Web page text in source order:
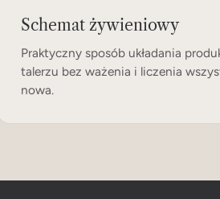
Schemat żywieniowy
Praktyczny sposób układania
talerzu bez ważenia i liczenia
nowa.